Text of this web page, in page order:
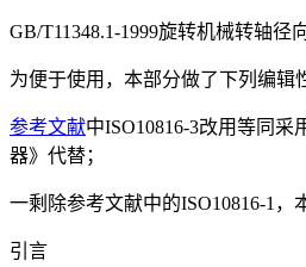
GB/T11348.1-1999旋转机械转轴径
为便于使用，本部分做了下列编辑
参考文献中ISO10816-3改用等同
器》代替；
一剩除参考文献中的ISO10816-1，
引言